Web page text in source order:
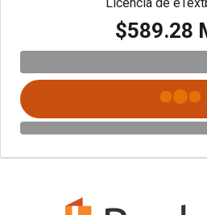
$589.28